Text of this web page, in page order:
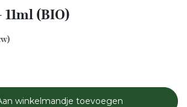
11ml (BIO)
winkelmandje toevoegen